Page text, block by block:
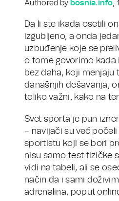
Authored by bosnia.info,
Da li ste ikada osetili
izgubljeno, a onda
uzbuđenje koje se
o tome govorimo kada
bez daha, koji menjaju
današnjih dešavanja;
toliko važni, kako na
Svet sporta je pun
– navijači su već
sportistu koji se bori
nisu samo test fizičke
vidi na tabeli, ali se
način da i sami
adrenalina, poput